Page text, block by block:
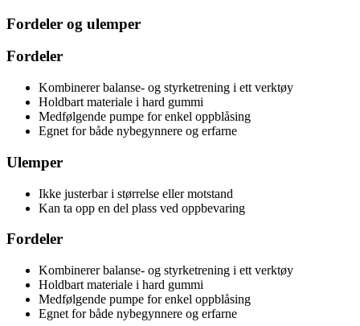
Fordeler og ulemper
Fordeler
Kombinerer balanse- og styrketrening i ett verktøy
Holdbart materiale i hard gummi
Medfølgende pumpe for enkel oppblåsing
Egnet for både nybegynnere og erfarne
Ulemper
Ikke justerbar i størrelse eller motstand
Kan ta opp en del plass ved oppbevaring
Fordeler
Kombinerer balanse- og styrketrening i ett verktøy
Holdbart materiale i hard gummi
Medfølgende pumpe for enkel oppblåsing
Egnet for både nybegynnere og erfarne